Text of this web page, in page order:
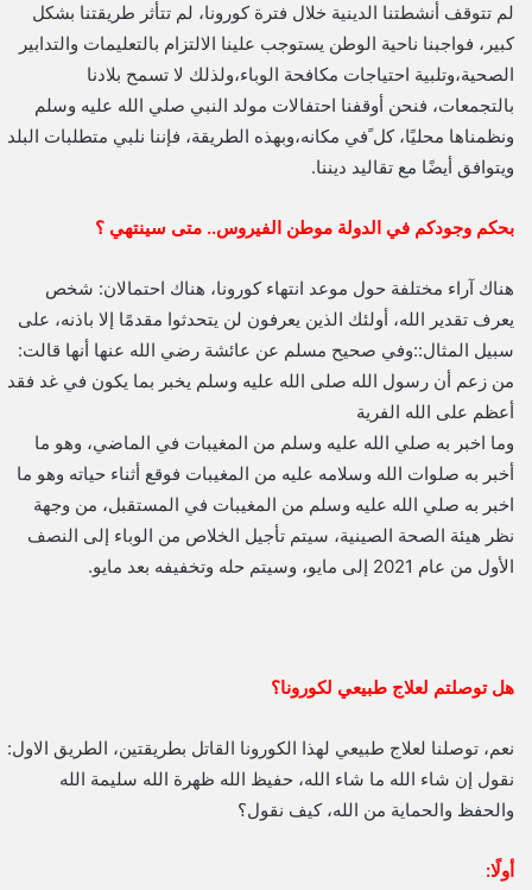
لم تتوقف أنشطتنا الدينية خلال فترة كورونا، لم تتأثر طريقتنا بشكل
كبير، فواجبنا ناحية الوطن يستوجب علينا الالتزام بالتعليمات والتدابير
الصحية،وتلبية احتياجات مكافحة الوباء،ولذلك لا تسمح بلادنا
بالتجمعات، فنحن أوقفنا احتفالات مولد النبي صلي الله عليه وسلم
ونظمناها محليًا، كل ًفي مكانه،وبهذه الطريقة، فإننا نلبي متطلبات البلد
ويتوافق أيضًا مع تقاليد ديننا.
بحكم وجودكم في الدولة موطن الفيروس.. متى سينتهي ؟
هناك آراء مختلفة حول موعد انتهاء كورونا، هناك احتمالان: شخص
يعرف تقدير الله، أولئك الذين يعرفون لن يتحدثوا مقدمًا إلا باذنه، على
سبيل المثال::وفي صحيح مسلم عن عائشة رضي الله عنها أنها قالت:
من زعم أن رسول الله صلى الله عليه وسلم يخبر بما يكون في غد فقد
أعظم على الله الفرية
وما اخبر به صلي الله عليه وسلم من المغيبات في الماضي، وهو ما
أخبر به صلوات الله وسلامه عليه من المغيبات فوقع أثناء حياته وهو ما
اخبر به صلي الله عليه وسلم من المغيبات في المستقبل، من وجهة
نظر هيئة الصحة الصينية، سيتم تأجيل الخلاص من الوباء إلى النصف
الأول من عام 2021 إلى مايو، وسيتم حله وتخفيفه بعد مايو.
هل توصلتم لعلاج طبيعي لكورونا؟
نعم، توصلنا لعلاج طبيعي لهذا الكورونا القاتل بطريقتين، الطريق الاول:
نقول إن شاء الله ما شاء الله، حفيظ الله ظهرة الله سليمة الله
والحفظ والحماية من الله، كيف نقول؟
أولًا: